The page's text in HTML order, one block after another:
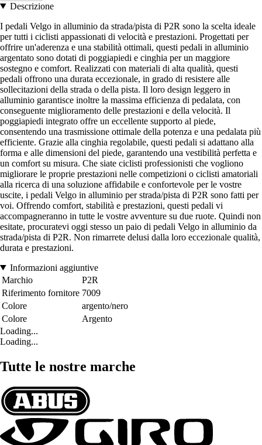
Descrizione
I pedali Velgo in alluminio da strada/pista di P2R sono la scelta ideale
per tutti i ciclisti appassionati di velocità e prestazioni. Progettati per
offrire un'aderenza e una stabilità ottimali, questi pedali in alluminio
argentato sono dotati di poggiapiedi e cinghia per un maggiore
sostegno e comfort. Realizzati con materiali di alta qualità, questi
pedali offrono una durata eccezionale, in grado di resistere alle
sollecitazioni della strada o della pista. Il loro design leggero in
alluminio garantisce inoltre la massima efficienza di pedalata, con
conseguente miglioramento delle prestazioni e della velocità. Il
poggiapiedi integrato offre un eccellente supporto al piede,
consentendo una trasmissione ottimale della potenza e una pedalata più
efficiente. Grazie alla cinghia regolabile, questi pedali si adattano alla
forma e alle dimensioni del piede, garantendo una vestibilità perfetta e
un comfort su misura. Che siate ciclisti professionisti che vogliono
migliorare le proprie prestazioni nelle competizioni o ciclisti amatoriali
alla ricerca di una soluzione affidabile e confortevole per le vostre
uscite, i pedali Velgo in alluminio per strada/pista di P2R sono fatti per
voi. Offrendo comfort, stabilità e prestazioni, questi pedali vi
accompagneranno in tutte le vostre avventure su due ruote. Quindi non
esitate, procuratevi oggi stesso un paio di pedali Velgo in alluminio da
strada/pista di P2R. Non rimarrete delusi dalla loro eccezionale qualità,
durata e prestazioni.
Informazioni aggiuntive
Marchio
P2R
Riferimento fornitore 7009
Colore
argento/nero
Colore
Argento
Loading...
Loading...
Tutte le nostre marche